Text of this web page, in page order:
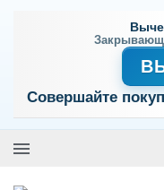
Совершайте